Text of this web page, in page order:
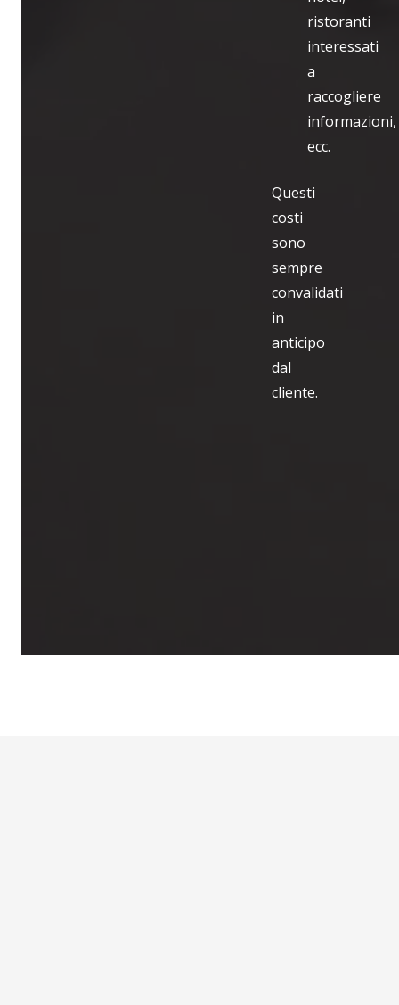
ristoranti
interessati
a
raccogliere
informazioni,
ecc.
Questi
costi
sono
sempre
convalidati
in
anticipo
dal
cliente.